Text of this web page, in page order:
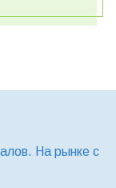
На рынке с